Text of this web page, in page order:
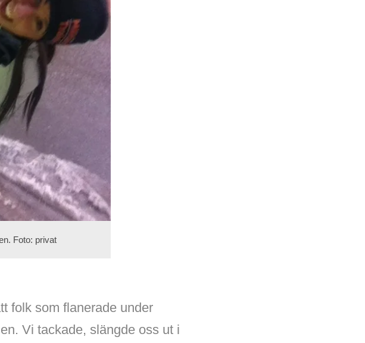
Foto: privat
folk som flanerade under
Vi tackade, slängde oss ut i